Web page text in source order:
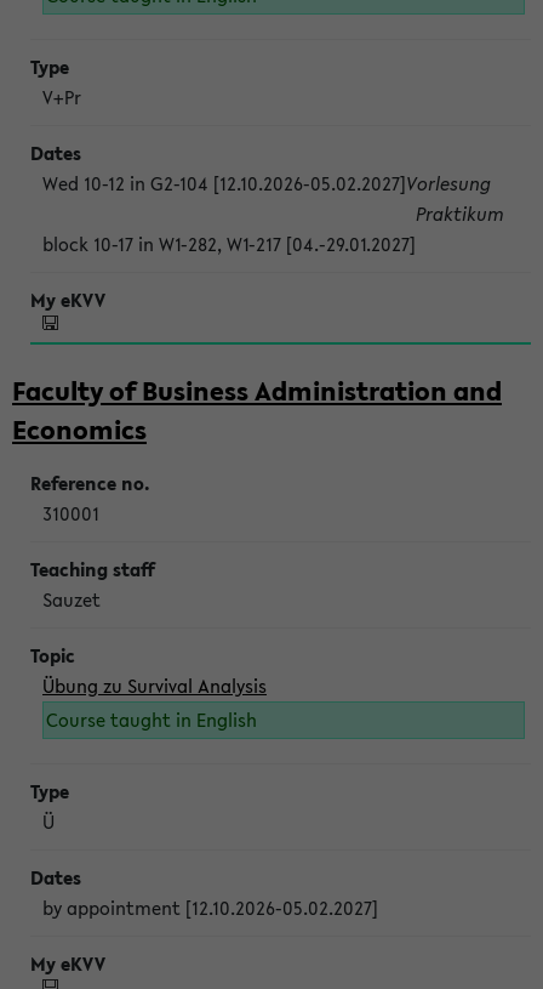
V+Pr
Wed 10-12 in G2-104 [12.10.2026-05.02.2027]Vorlesung
block 10-17 in W1-282, W1-217 [04.-29.01.2027]
Praktikum
Faculty of Business Administration and
Economics
310001
Sauzet
Übung zu Survival Analysis
Course taught in English
Ü
by appointment [12.10.2026-05.02.2027]